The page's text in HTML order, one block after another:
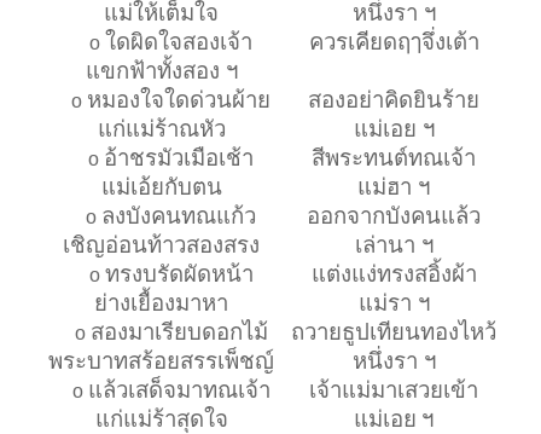
แม่ให้เต็มใจ
หนึ่งรา ฯ
o ใดผิดใจสองเจ้า
ควรเคียดฤๅจึ่งเต้า
แขกฟ้าทั้งสอง ฯ
o หมองใจใดด่วนผ้าย
สองอย่าคิดยินร้าย
แก่แม่ร้าณหัว
แม่เอย ฯ
o อ้าชรมัวเมือเช้า
สีพระทนต์ทณเจ้า
แม่เอ้ยกับตน
แม่ฮา ฯ
o ลงบังคนทณแก้ว
ออกจากบังคนแล้ว
เชิญอ่อนท้าวสองสรง
เล่านา ฯ
o ทรงบรัดผัดหน้า
แต่งแง่ทรงสอิ้งผ้า
ย่างเยื้องมาหา
แม่รา ฯ
o สองมาเรียบดอกไม้
ถวายธูปเทียนทองไหว้
พระบาทสร้อยสรรเพ็ชญ์
หนึ่งรา ฯ
o แล้วเสด็จมาทณเจ้า
เจ้าแม่มาเสวยเข้า
แก่แม่ร้าสุดใจ
แม่เอย ฯ